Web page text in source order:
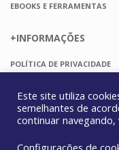
EBOOKS E FERRAMENTAS
+INFORMAÇÕES
POLÍTICA DE PRIVACIDADE
FAQ
CONTATO
Este site utiliza
semelhantes de
continuar
Configurações de